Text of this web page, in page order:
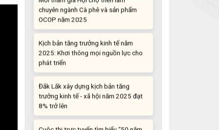
OCOP năm 2025
Kịch bản tăng trưởng kinh tế năm
2025: Khơi thông mọi nguồn lực cho
phát triển
Đắk Lắk xây dựng kịch bản tăng
trưởng kinh tế - xã hội năm 2025 đạt
8% trở lên
Cuộc thi trực tuyến tìm hiểu “50 năm
Chiến thắng Buôn Ma Thuột, giải